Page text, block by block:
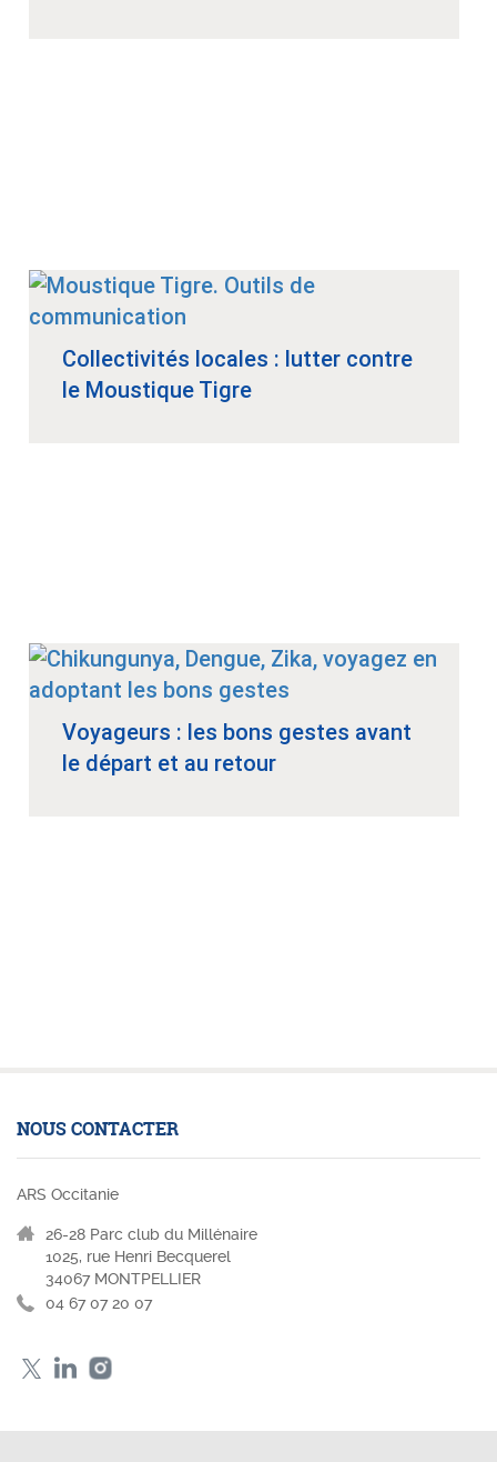
Collectivités locales : lutter contre
le Moustique Tigre
Voyageurs : les bons gestes avant
le départ et au retour
NOUS CONTACTER
ARS Occitanie
26-28 Parc club du Millénaire
1025, rue Henri Becquerel
34067 MONTPELLIER
04 67 07 20 07